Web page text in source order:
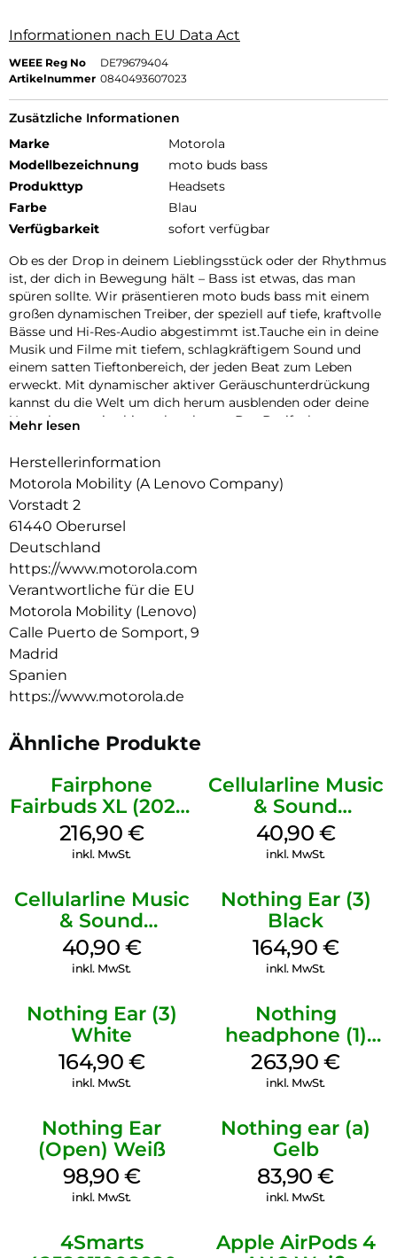
Informationen nach EU Data Act
WEEE Reg No
DE79679404
Artikelnummer 0840493607023
Zusätzliche Informationen
Marke
Motorola
Modellbezeichnung
moto buds bass
Produkttyp
Headsets
Farbe
Blau
Verfügbarkeit
sofort verfügbar
Ob es der Drop in deinem Lieblingsstück oder der Rhythmus
ist, der dich in Bewegung hält – Bass ist etwas, das man
spüren sollte. Wir präsentieren moto buds bass mit einem
großen dynamischen Treiber, der speziell auf tiefe, kraftvolle
Bässe und Hi-Res-Audio abgestimmt ist.Tauche ein in deine
Musik und Filme mit tiefem, schlagkräftigem Sound und
einem satten Tieftonbereich, der jeden Beat zum Leben
erweckt. Mit dynamischer aktiver Geräuschunterdrückung
kannst du die Welt um dich herum ausblenden oder deine
Umgebung weiterhin wahrnehmen. Das Dreifach-
Sprachanrufe. Und mit der Moto Buds-App kannst du dein
und dazu noch jede Menge Spielzeit, Schnellladen und ein
wasserabweisendes Design. Fühle, wie der Beat zum Leben
erwacht mit moto buds bass.
Mehr lesen
Herstellerinformation
Motorola Mobility (A Lenovo Company)
Vorstadt 2
61440 Oberursel
Deutschland
https://www.motorola.com
Verantwortliche für die EU
Motorola Mobility (Lenovo)
Calle Puerto de Somport, 9
Madrid
Spanien
https://www.motorola.de
Ähnliche Produkte
Fairphone
Fairbuds XL (2025)
Horizon Black
216,90 €
inkl. MwSt.
Cellularline Music
& Sound
Bluetooth
Headphone MAXI
40,90 €
inkl. MwSt.
Cellularline Music
& Sound
Bluetooth
Headphone MAXI
40,90 €
inkl. MwSt.
Nothing Ear (3)
Black
164,90 €
inkl. MwSt.
Nothing Ear (3)
White
164,90 €
inkl. MwSt.
Nothing
headphone (1)
Schwarz
263,90€
inkl. MwSt.
Nothing Ear
(Open) Weiß
98,90 €
inkl. MwSt.
Nothing ear (a)
Gelb
83,90€
inkl. MwSt.
4Smarts
Apple AirPods 4